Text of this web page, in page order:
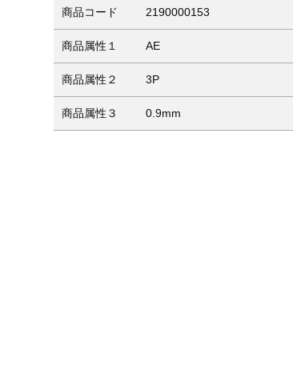
商品コード 2190000153
商品属性１ AE
商品属性２ 3P
商品属性３ 0.9mm